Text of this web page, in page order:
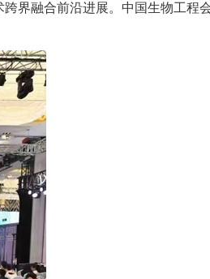
界融合前沿进展。中国生物工程